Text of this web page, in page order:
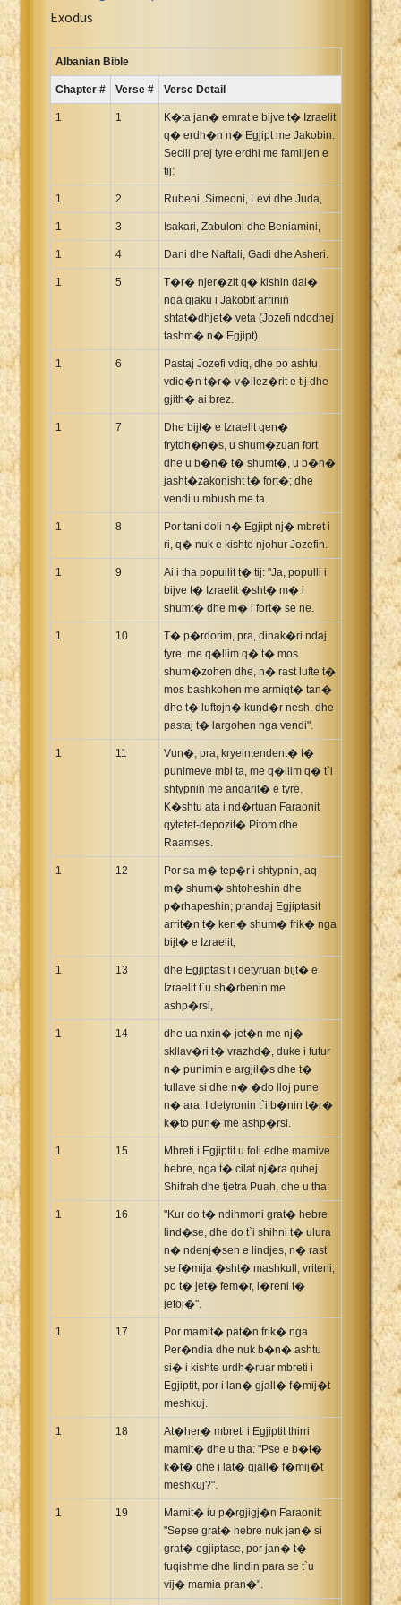
Russian Synodal 1876 Bible
Russian Synodal Bible Win-1251
Spanish RV 1909 Bible
Spanish Sag. Escrituras 1569
Swahili New Testament
Swedish 1917 Bible
Tagalog 1905
Tagalog John and James
Ukrainian Bible
Vietnamese 1934 Bible
Xhosa Bible
Exodus
Albanian Bible
Chapter # Verse # Verse Detail
1 1
K�ta jan� emrat e bijve t� Izraelit
q� erdh�n n� Egjipt me Jakobin.
Secili prej tyre erdhi me familjen e
tij:
1 2 Rubeni, Simeoni, Levi dhe Juda,
1 3 Isakari, Zabuloni dhe Beniamini,
1 4 Dani dhe Naftali, Gadi dhe Asheri.
1 5
T�r� njer�zit q� kishin dal�
nga gjaku i Jakobit arrinin
shtat�dhjet� veta (Jozefi ndodhej
tashm� n� Egjipt).
1 6
Pastaj Jozefi vdiq, dhe po ashtu
vdiq�n t�r� v�llez�rit e tij dhe
gjith� ai brez.
1 7
Dhe bijt� e Izraelit qen�
frytdh�n�s, u shum�zuan fort
dhe u b�n� t� shumt�, u b�n�
jasht�zakonisht t� fort�; dhe
vendi u mbush me ta.
1 8
Por tani doli n� Egjipt nj� mbret i
ri, q� nuk e kishte njohur Jozefin.
1 9
Ai i tha popullit t� tij: "Ja, populli i
bijve t� Izraelit �sht� m� i
shumt� dhe m� i fort� se ne.
1 10
T� p�rdorim, pra, dinak�ri ndaj
tyre, me q�llim q� t� mos
shum�zohen dhe, n� rast lufte t�
mos bashkohen me armiqt� tan�
dhe t� luftojn� kund�r nesh, dhe
pastaj t� largohen nga vendi".
1 11
Vun�, pra, kryeintendent� t�
punimeve mbi ta, me q�llim q� t`i
shtypnin me angarit� e tyre.
K�shtu ata i nd�rtuan Faraonit
qytetet-depozit� Pitom dhe
Raamses.
1 12
Por sa m� tep�r i shtypnin, aq
m� shum� shtoheshin dhe
p�rhapeshin; prandaj Egjiptasit
arrit�n t� ken� shum� frik� nga
bijt� e Izraelit,
1 13
dhe Egjiptasit i detyruan bijt� e
Izraelit t`u sh�rbenin me
ashp�rsi,
1 14
dhe ua nxin� jet�n me nj�
skllav�ri t� vrazhd�, duke i futur
n� punimin e argjil�s dhe t�
tullave si dhe n� �do lloj pune
n� ara. I detyronin t`i b�nin t�r�
k�to pun� me ashp�rsi.
1 15
Mbreti i Egjiptit u foli edhe mamive
hebre, nga t� cilat nj�ra quhej
Shifrah dhe tjetra Puah, dhe u tha:
1 16
"Kur do t� ndihmoni grat� hebre
lind�se, dhe do t`i shihni t� ulura
n� ndenj�sen e lindjes, n� rast
se f�mija �sht� mashkull, vriteni;
po t� jet� fem�r, l�reni t�
jetoj�".
1 17
Por mamit� pat�n frik� nga
Per�ndia dhe nuk b�n� ashtu
si� i kishte urdh�ruar mbreti i
Egjiptit, por i lan� gjall� f�mij�t
meshkuj.
1 18
At�her� mbreti i Egjiptit thirri
mamit� dhe u tha: "Pse e b�t�
k�t� dhe i lat� gjall� f�mij�t
meshkuj?".
1 19
Mamit� iu p�rgjigj�n Faraonit:
"Sepse grat� hebre nuk jan� si
grat� egjiptase, por jan� t�
fuqishme dhe lindin para se t`u
vij� mamia pran�".